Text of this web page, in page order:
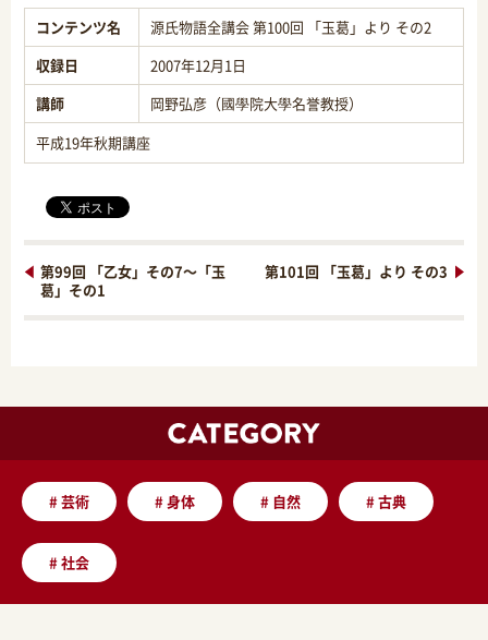
コンテンツ名
源氏物語全講会 第100回 「玉葛」より その2
収録日
2007年12月1日
講師
岡野弘彦（國學院大學名誉教授）
平成19年秋期講座
第99回 「乙女」その7～「玉
葛」その1
第101回 「玉葛」より その3
#芸術 #身体 # 自然 #古典
#社会